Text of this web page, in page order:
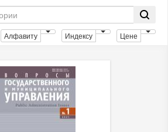
Алфавиту Индексу Цене